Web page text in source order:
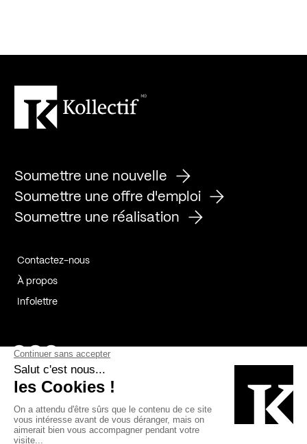
Soumettre une nouvelle
Soumettre une offre d'emploi
Soumettre une réalisation
Contactez-nous
À propos
Infolettre
Page Facebook de Kollectif
Page Instagram de Kollectif
Page Linkedin de Kollectif